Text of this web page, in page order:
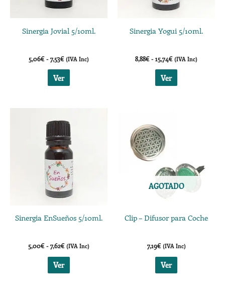
Sinergia Jovial 5/10ml.
5,06€-7,53€ (IVA Inc)
Ver
opciones
se
pueden
en
página
Sinergia Yogui 5/10ml.
8,88€-15,74€ (IVA Inc)
Ver
opciones
pueden
en
página
Sinergia EnSueños 5/10ml.
5,00€-7,62€
de
precios:
desde
5,00€
hasta
7,62€
(IVA Inc)
Ver
producto
tiene
múltiples
variantes.
Las
opciones
pueden
en
página
AGOTADO
Clip – Difusor para Coche
7,19€ (IVA Inc)
Ver